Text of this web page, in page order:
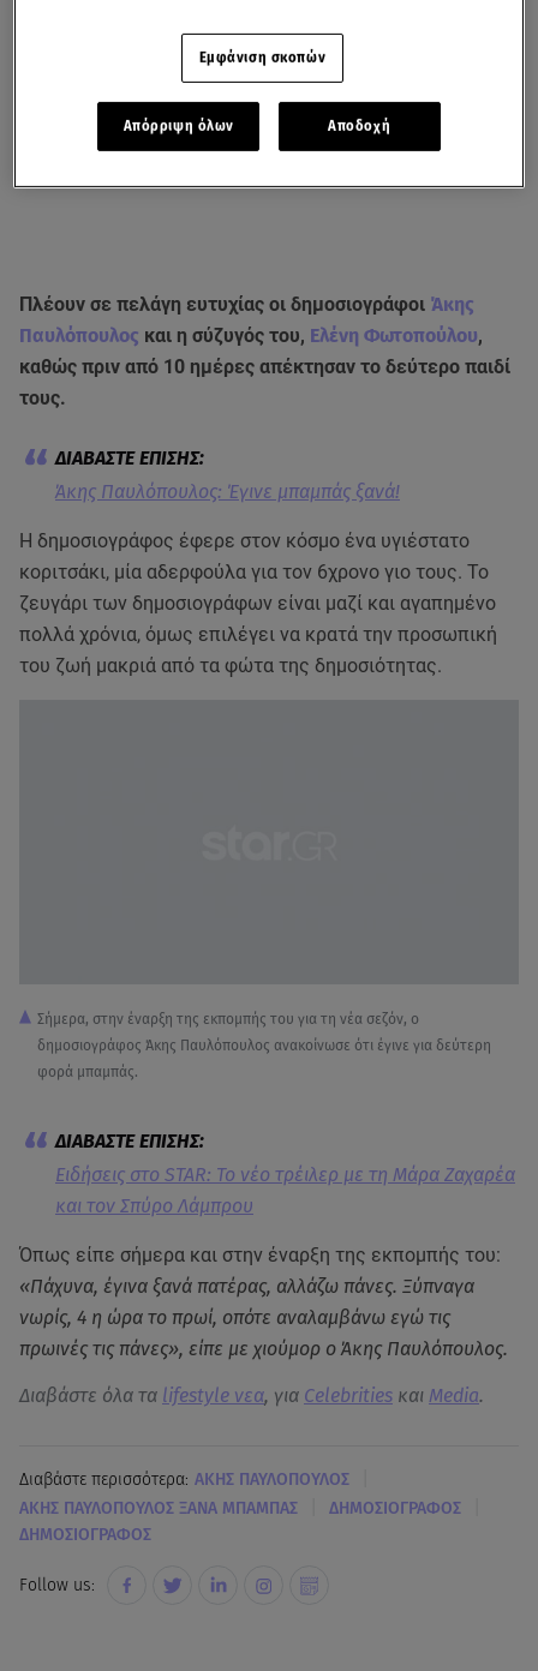
Πλέουν σε πελάγη ευτυχίας οι δημοσιογράφοι Άκης
Παυλόπουλος και η σύζυγός του, Ελένη Φωτοπούλου,
καθώς πριν από 10 ημέρες απέκτησαν το δεύτερο παιδί
τους.
Άκης Παυλόπουλος: Έγινε μπαμπάς ξανά!
Η δημοσιογράφος έφερε στον κόσμο ένα υγιέστατο
κοριτσάκι, μία αδερφούλα για τον 6χρονο γιο τους. Το
ζευγάρι των δημοσιογράφων είναι μαζί και αγαπημένο
πολλά χρόνια, όμως επιλέγει να κρατά την προσωπική
του ζωή μακριά από τα φώτα της δημοσιότητας.
Σήμερα, στην έναρξη της εκπομπής του για τη νέα σεζόν, ο
δημοσιογράφος Άκης Παυλόπουλος ανακοίνωσε ότι έγινε για δεύτερη
φορά μπαμπάς.
Ειδήσεις στο STAR: Το νέο τρέιλερ με τη Μάρα Ζαχαρέα
και τον Σπύρο Λάμπρου
Όπως είπε σήμερα και στην έναρξη της εκπομπής του:
«Πάχυνα, έγινα ξανά πατέρας, αλλάζω πάνες. Ξύπναγα
νωρίς, 4 η ώρα το πρωί, οπότε αναλαμβάνω εγώ τις
πρωινές τις πάνες», είπε με χιούμορ ο Άκης Παυλόπουλος.
Διαβάστε όλα τα lifestyle νεα, για Celebrities και Media.
Διαβάστε περισσότερα: ΑΚΗΣ ΠΑΥΛΟΠΟΥΛΟΣ
ΑΚΗΣ ΠΑΥΛΟΠΟΥΛΟΣ ΞΑΝΑ ΜΠΑΜΠΑΣ ΔΗΜΟΣΙΟΓΡΑΦΟΣ
ΔΗΜΟΣΙΟΓΡΑΦΟΣ
Follow us:
Εμφάνιση σκοπών
Απόρριψη όλων Αποδοχή